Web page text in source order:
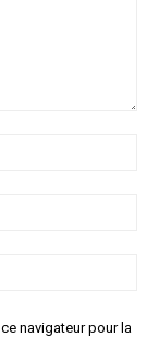
navigateur pour la